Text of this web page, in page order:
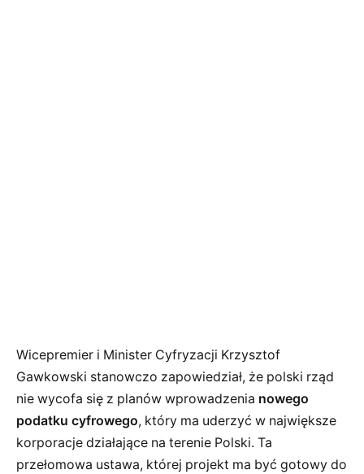
Wicepremier i Minister Cyfryzacji Krzysztof
Gawkowski stanowczo zapowiedział, że polski rząd
nie wycofa się z planów wprowadzenia nowego
podatku cyfrowego, który ma uderzyć w największe
korporacje działające na terenie Polski. Ta
przełomowa ustawa, której projekt ma być gotowy do